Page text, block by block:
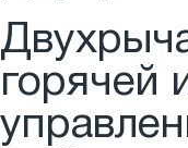
горячей